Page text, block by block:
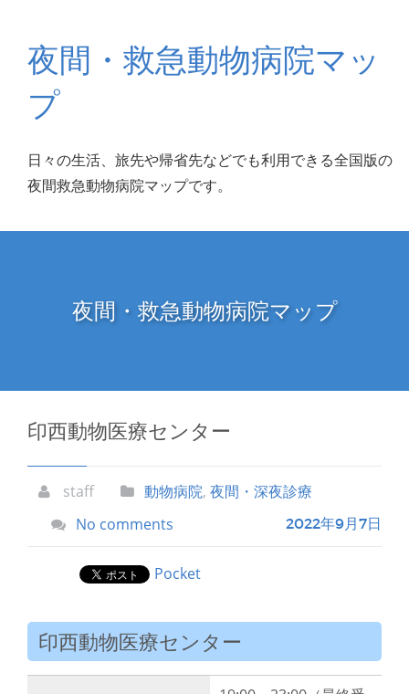
夜間・救急動物病院マッ
プ
日々の生活、旅先や帰省先などでも利用できる全国版の
夜間救急動物病院マップです。
夜間・救急動物病院マップ
印西動物医療センター
staff 動物病院, 夜間・深夜診療
No comments
2022年9月7日
Pocket
印西動物医療センター